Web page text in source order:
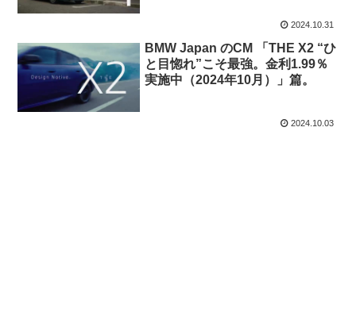
2024.10.31
BMW Japan のCM 「THE X2 “ひ
と目惚れ”こそ最強。金利1.99％
実施中（2024年10月）」篇。
2024.10.03